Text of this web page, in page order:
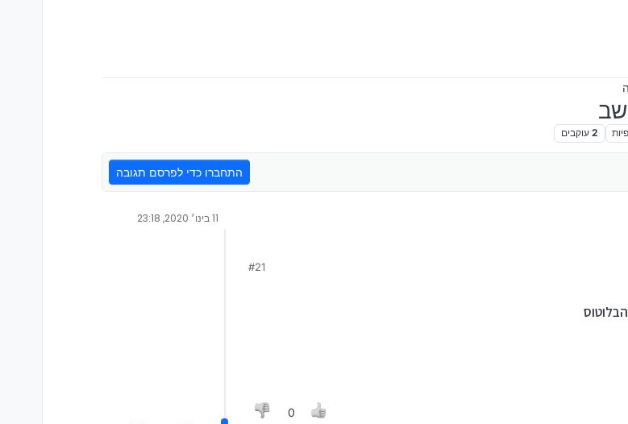
2 עוקבים
התחברו כדי לפרסם תגובה
#21
0
11 בינו׳ 2020, 23:18